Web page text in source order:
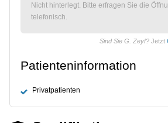
Nicht hinterlegt. Bitte erfragen Sie die
telefonisch.
Sind Sie G. Zeyf? Jetzt
Patienteninformation
Privatpatienten